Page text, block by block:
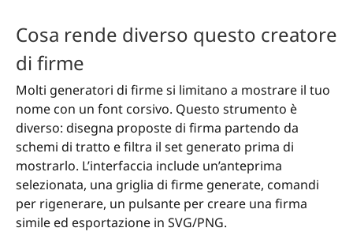
Cosa rende diverso questo creatore
di firme
Molti generatori di firme si limitano a mostrare il tuo
nome con un font corsivo. Questo strumento è
diverso: disegna proposte di firma partendo da
schemi di tratto e filtra il set generato prima di
mostrarlo. L’interfaccia include un’anteprima
selezionata, una griglia di firme generate, comandi
per rigenerare, un pulsante per creare una firma
simile ed esportazione in SVG/PNG.